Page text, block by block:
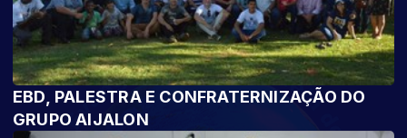
EBD, PALESTRA E CONFRATERNIZAÇÃO DO
GRUPO AIJALON